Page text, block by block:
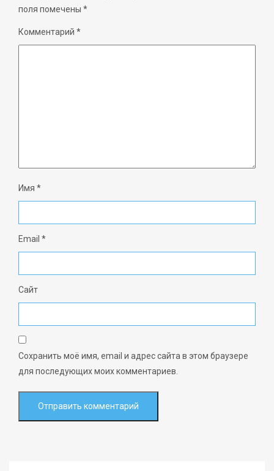
поля помечены *
Комментарий *
Имя *
Email *
Сайт
Сохранить моё имя, email и адрес сайта в этом браузере
для последующих моих комментариев.